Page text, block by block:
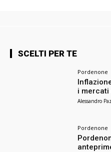
SCELTI PER TE
Pordenone
i mercati
Alessandro
Pordenone